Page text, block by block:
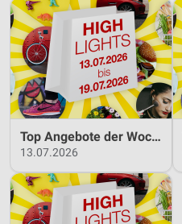
Top Angebote der Woche 13.07.2026 bis 19.07.2026
13.07.2026
Werbung